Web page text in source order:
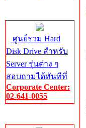
ศูนย์รวม Hard
Disk Drive สำหรับ
Server รุ่นต่าง ๆ
สอบถามได้ทันทีที่
Corporate Center:
02-641-0055